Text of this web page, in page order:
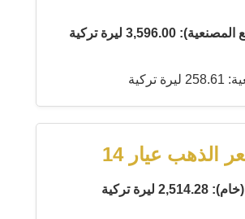
3,596.00 ليرة تركية
تركية
الذهب عيار 14
ليرة تركية